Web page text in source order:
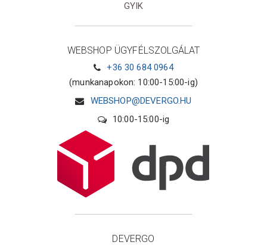
GYIK
WEBSHOP ÜGYFÉLSZOLGÁLAT
+36 30 684 0964
(munkanapokon: 10:00-15:00-ig)
WEBSHOP@DEVERGO.HU
10:00-15:00-ig
DEVERGO